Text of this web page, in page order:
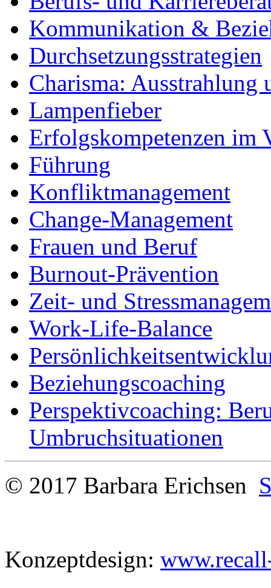
Kommunikation &
Durchsetzungsstrategien
Charisma:
Lampenfieber
Erfolgskompetenzen im
Führung
Konfliktmanagement
Change-Management
Frauen und Beruf
Burnout-Prävention
Zeit- und
Work-Life-Balance
Beziehungscoaching
Perspektivcoaching:
Umbruchsituationen
© 2017 Barbara Erichsen
Konzeptdesign: